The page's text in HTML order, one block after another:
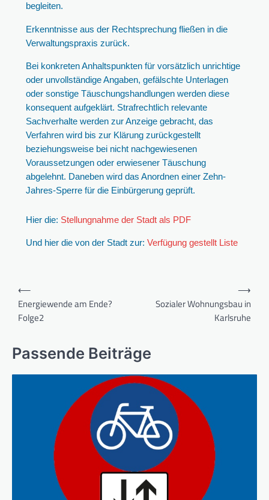
begleiten.
Erkenntnisse aus der Rechtsprechung fließen in die
Verwaltungspraxis zurück.
Bei konkreten Anhaltspunkten für vorsätzlich unrichtige
oder unvollständige Angaben, gefälschte Unterlagen
oder sonstige Täuschungshandlungen werden diese
konsequent aufgeklärt. Strafrechtlich relevante
Sachverhalte werden zur Anzeige gebracht, das
Verfahren wird bis zur Klärung zurückgestellt
beziehungsweise bei nicht nachgewiesenen
Voraussetzungen oder erwiesener Täuschung
abgelehnt. Daneben wird das Anordnen einer Zehn-
Jahres-Sperre für die Einbürgerung geprüft.
Hier die: Stellungnahme der Stadt als PDF
Und hier die von der Stadt zur:Verfügung gestellt Liste
⟵
Energiewende am Ende?
Folge2
Sozialer Wohnungsbau in
Karlsruhe
⟶
Passende Beiträge